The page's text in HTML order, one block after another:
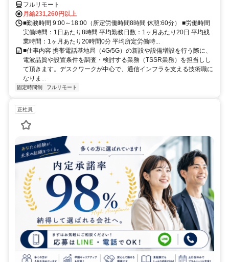
フルリモート
月給231,260円以上
■勤務時間 9:00～18:00（所定労働時間8時間 休憩:60分） ■労働時間
実働時間：1日あたり8時間 平均勤務日数：1ヶ月あたり20日 平均残
業時間：1ヶ月あたり20時間0分 平均所定労働時...
■仕事内容 携帯電話基地局（4G/5G）の新設や設備増設を行う際に、
電波品質や設置条件を調査・検討する業務（TSSR業務）を担当しし
て頂きます。デスクワークが中心で、通信インフラを支える技術職に
なりま...
固定時間制 フルリモート
正社員